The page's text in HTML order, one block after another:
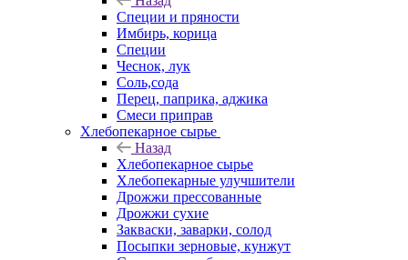
Специи и пряности
Имбирь, корица
Специи
Чеснок, лук
Соль,сода
Перец, паприка, аджика
Смеси приправ
Хлебопекарное сырье
Назад
Хлебопекарное сырье
Хлебопекарные улучшители
Дрожжи прессованные
Дрожжи сухие
Закваски, заварки, солод
Посыпки зерновые, кунжут